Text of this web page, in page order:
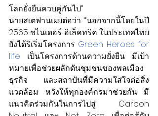
โลกยั่งยืนควบคู่กันไป”
นายสเตฟานเผยต่อว่า “นอกจากนี้โดยในปี
2565 ชไนเดอร์ อิเล็คทริค ในประเทศไทย
ยังได้ริเริ่มโครงการ Green Heroes for
life เป็นโครงการด้านความยั่งยืน มีเป้า
หมายเพื่อช่วยผลักดันชุมชนของพลเมือง
ธุรกิจ และสถาบันที่มีความใส่ใจต่อสิ่ง
แวดล้อม หวังให้ทุกองค์กรมาช่วยกัน มี
แนวคิดร่วมกันในการไปสู่ Carbon